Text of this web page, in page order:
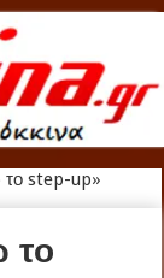
step-up»
το